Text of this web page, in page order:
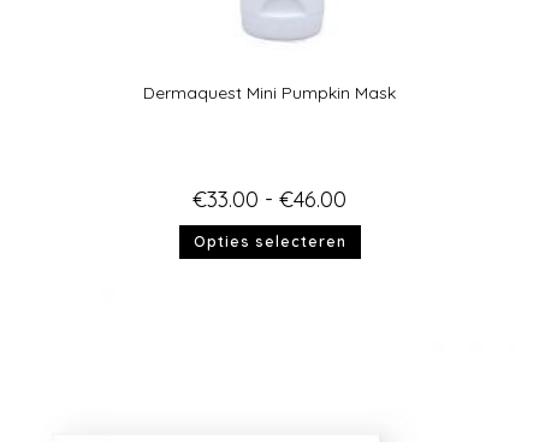
Dermaquest Mini Pumpkin Mask
€33.00 - €46.00
Opties selecteren